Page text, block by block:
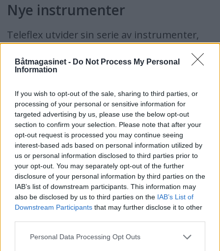
Båtmagasinet - Do Not Process My Personal
Information
If you wish to opt-out of the sale, sharing to third parties, or
processing of your personal or sensitive information for
targeted advertising by us, please use the below opt-out
section to confirm your selection. Please note that after your
opt-out request is processed you may continue seeing
interest-based ads based on personal information utilized by
us or personal information disclosed to third parties prior to
your opt-out. You may separately opt-out of the further
disclosure of your personal information by third parties on the
IAB’s list of downstream participants. This information may
also be disclosed by us to third parties on the IAB’s List of
Downstream Participants that may further disclose it to other
Personal Data Processing Opt Outs
Nye instrumenter
Teleflex utvider sin serie av instrumenter,
Instrumentene overgår kravene i SAE J-1810,
Mer informasjon: Telmo Control AS, telefon:
23 18 08 10
Rett i dass
Vetus Sani-Processor gjør det mulig å bruke
ordinært sanitærporselen om bord, ikke
minst fordi den er utstyrt med en 400 watt
sterk el-motor som kverner opp det meste
som måtte havne i skåla - inkludert